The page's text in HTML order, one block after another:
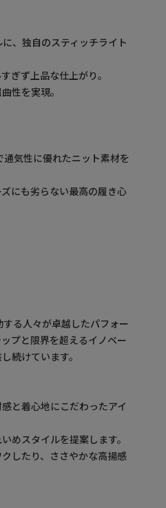
、独自のスティッチライト
ぎず上品な仕上がり。
性を実現。
気性に優れたニット素材を
にも劣らない最高の履き心
る人々が卓越したパフォー
プと限界を超えるイノベー
続けています。
と着心地にこだわったアイ
めスタイルを提案します。
したり、ささやかな高揚感